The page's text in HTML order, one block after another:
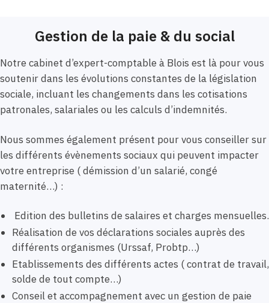
Gestion de la paie & du social
Notre cabinet d’expert-comptable à Blois est là pour vous
soutenir dans les évolutions constantes de la législation
sociale, incluant les changements dans les cotisations
patronales, salariales ou les calculs d’indemnités.
Nous sommes également présent pour vous conseiller sur
les différents évènements sociaux qui peuvent impacter
votre entreprise ( démission d’un salarié, congé
maternité…) :
Edition des bulletins de salaires et charges mensuelles.
Réalisation de vos déclarations sociales auprès des
différents organismes (Urssaf, Probtp…)
Etablissements des différents actes ( contrat de travail,
solde de tout compte…)
Conseil et accompagnement avec un gestion de paie